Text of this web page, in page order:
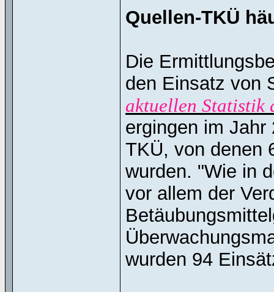
Quellen-TKÜ
Die
den Einsatz von
aktuellen Statistik
ergingen im Jahr
TKÜ, von denen
wurden. "Wie in
vor allem der
wurden 94